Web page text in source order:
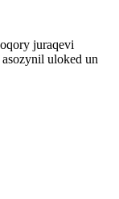
juraqevi
uloked un